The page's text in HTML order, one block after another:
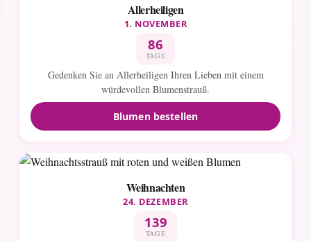
Allerheiligen
1. NOVEMBER
86
TAGE
Gedenken Sie an Allerheiligen Ihren Lieben mit einem
würdevollen Blumenstrauß.
Blumen bestellen
Weihnachten
24. DEZEMBER
139
TAGE